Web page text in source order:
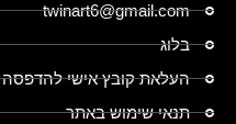
twinart6@gmail.com
בלוג
העלאת קובץ אישי להדפסה
תנאי שימוש באתר